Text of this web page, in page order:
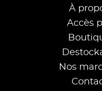
À
Accès
Nos